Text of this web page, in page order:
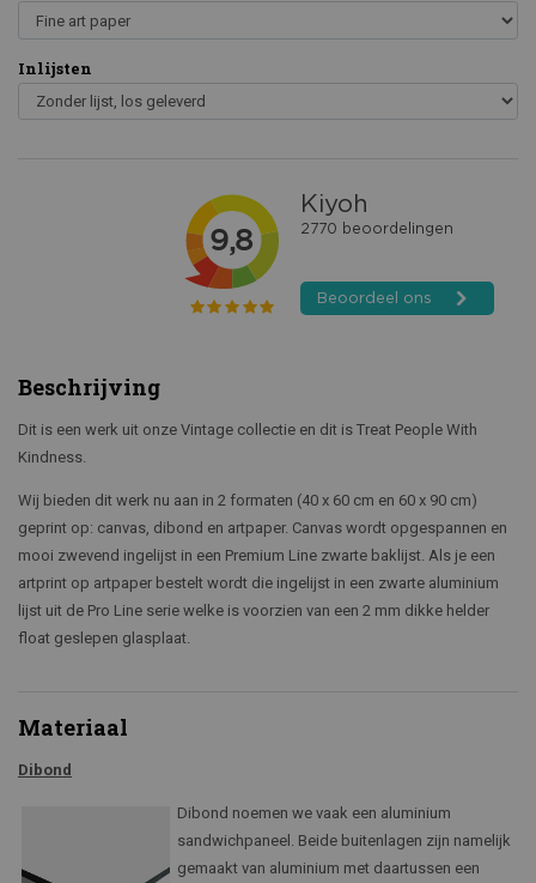
Inlijsten
Beschrijving
Dit is een werk uit onze Vintage collectie en dit is Treat People With
Kindness.
Wij bieden dit werk nu aan in 2 formaten (40 x 60 cm en 60 x 90 cm)
geprint op: canvas, dibond en artpaper. Canvas wordt opgespannen en
mooi zwevend ingelijst in een Premium Line zwarte baklijst. Als je een
artprint op artpaper bestelt wordt die ingelijst in een zwarte aluminium
lijst uit de Pro Line serie welke is voorzien van een 2 mm dikke helder
float geslepen glasplaat.
Materiaal
Dibond
Dibond noemen we vaak een aluminium
sandwichpaneel. Beide buitenlagen zijn namelijk
gemaakt van aluminium met daartussen een